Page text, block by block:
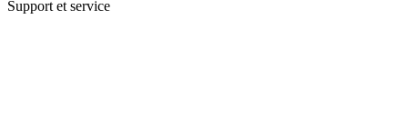
Support et service